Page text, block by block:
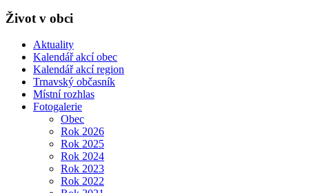
Život v obci
Aktuality
Kalendář akcí obec
Kalendář akcí region
Trnavský občasník
Místní rozhlas
Fotogalerie
Obec
Rok 2026
Rok 2025
Rok 2024
Rok 2023
Rok 2022